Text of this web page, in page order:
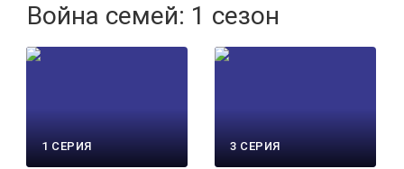
Война семей: 1 сезон
1 СЕРИЯ 3 СЕРИЯ